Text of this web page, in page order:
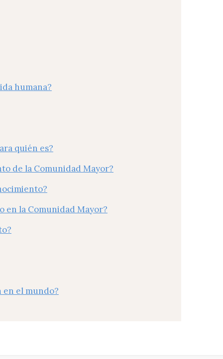
humana?
quién es?
de la Comunidad Mayor?
en la Comunidad Mayor?
en el mundo?